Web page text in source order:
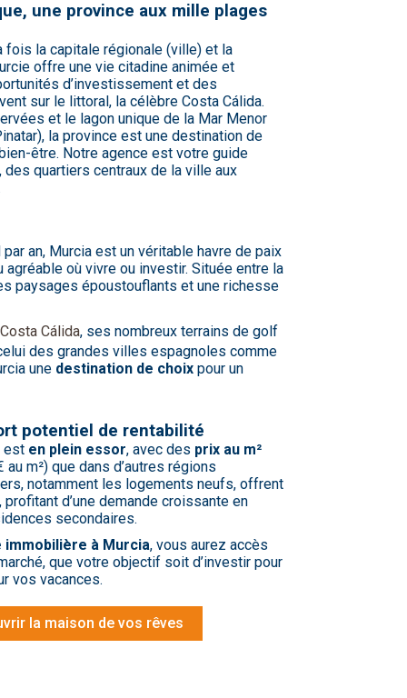
une province aux mille plages
fois la capitale régionale (ville) et la
offre une vie citadine animée et
d’investissement et des
sur le littoral, la célèbre Costa Cálida.
et le lagon unique de la Mar Menor
la province est une destination de
être. Notre agence est votre guide
quartiers centraux de la ville aux
an, Murcia est un véritable havre de paix
agréable où vivre ou investir. Située entre la
paysages époustouflants et une richesse
Costa Cálida, ses nombreux terrains de golf
des grandes villes espagnoles comme
une destination de choix pour un
potentiel de rentabilité
est en plein essor, avec des prix au m²
au m²) que dans d’autres régions
notamment les logements neufs, offrent
d’une demande croissante en
secondaires.
immobilière à Murcia, vous aurez accès
que votre objectif soit d’investir pour
vos vacances.
la maison de vos rêves